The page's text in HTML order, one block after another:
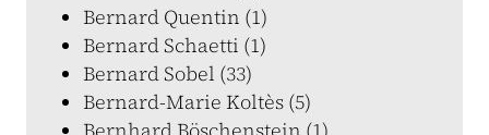
Bernard Quentin (1)
Bernard Schaetti (1)
Bernard Sobel (33)
Bernard-Marie Koltès (5)